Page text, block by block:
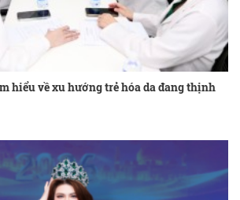
hiểu về xu hướng trẻ hóa da đang thịnh